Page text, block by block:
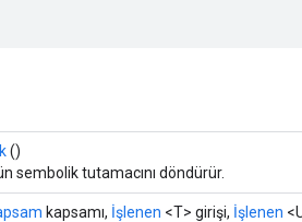
()
sembolik tutamacını döndürür.
kapsamı, İşlenen <T> girişi, İşlenen